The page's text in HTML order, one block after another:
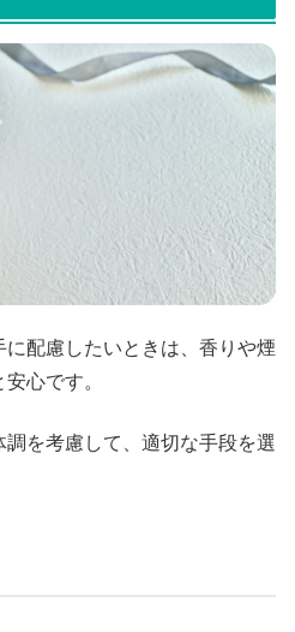
配慮したいときは、香りや煙
心です。
を考慮して、適切な手段を選